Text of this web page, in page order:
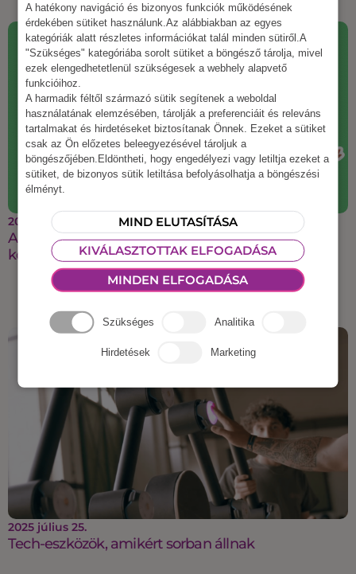
2025 augusztus 21.
A legmenőbb őszi csapatépítő ötletek, amiket a
kollégáid imádni fognak
2025 július 25.
Tech-eszközök, amikért sorban állnak
A hatékony navigáció és bizonyos funkciók működésének
érdekében sütiket használunk.Az alábbiakban az egyes
kategóriák alatt részletes információkat talál minden sütiről.A
"Szükséges" kategóriába sorolt sütiket a böngésző tárolja, mivel
ezek elengedhetetlenül szükségesek a webhely alapvető
funkcióihoz.
A harmadik féltől származó sütik segítenek a weboldal
használatának elemzésében, tárolják a preferenciáit és releváns
tartalmakat és hirdetéseket biztosítanak Önnek. Ezeket a sütiket
csak az Ön előzetes beleegyezésével tároljuk a
böngészőjében.Eldöntheti, hogy engedélyezi vagy letiltja ezeket a
sütiket, de bizonyos sütik letiltása befolyásolhatja a böngészési
élményt.
MIND ELUTASÍTÁSA
KIVÁLASZTOTTAK ELFOGADÁSA
MINDEN ELFOGADÁSA
Szükséges Analitika
Hirdetések Marketing